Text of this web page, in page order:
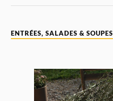
ENTRÉES, SALADES & SOUPES